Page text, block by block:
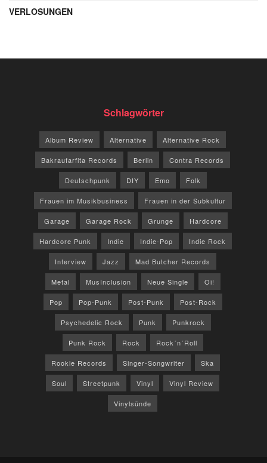
VERLOSUNGEN
Schlagwörter
Album Review Alternative Alternative Rock
Bakraufarfita Records Berlin Contra Records
Deutschpunk DIY Emo Folk
Frauen im Musikbusiness Frauen in der Subkultur
Garage Garage Rock Grunge Hardcore
Hardcore Punk Indie Indie-Pop Indie Rock
Interview Jazz Mad Butcher Records
Metal MusInclusion Neue Single Oi!
Pop Pop-Punk Post-Punk Post-Rock
Psychedelic Rock Punk Punkrock
Punk Rock Rock Rock´n´Roll
Rookie Records Singer-Songwriter Ska
Soul Streetpunk Vinyl Vinyl Review
Vinylsünde